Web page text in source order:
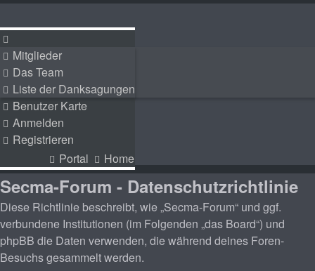
Mitglieder
Das Team
Liste der Danksagungen
Benutzer Karte
Anmelden
Registrieren
Portal
Home
Mitglieder
Das Team
Liste der Danksagungen
Benutzer Karte
Anmelden
Registrieren
Home
Secma-Forum - Datenschutzrichtlinie
Diese Richtlinie beschreibt, wie „Secma-Forum“ und ggf.
verbundene Institutionen (im Folgenden „das Board“) und
phpBB die Daten verwenden, die während deines Foren-
Besuchs gesammelt werden.